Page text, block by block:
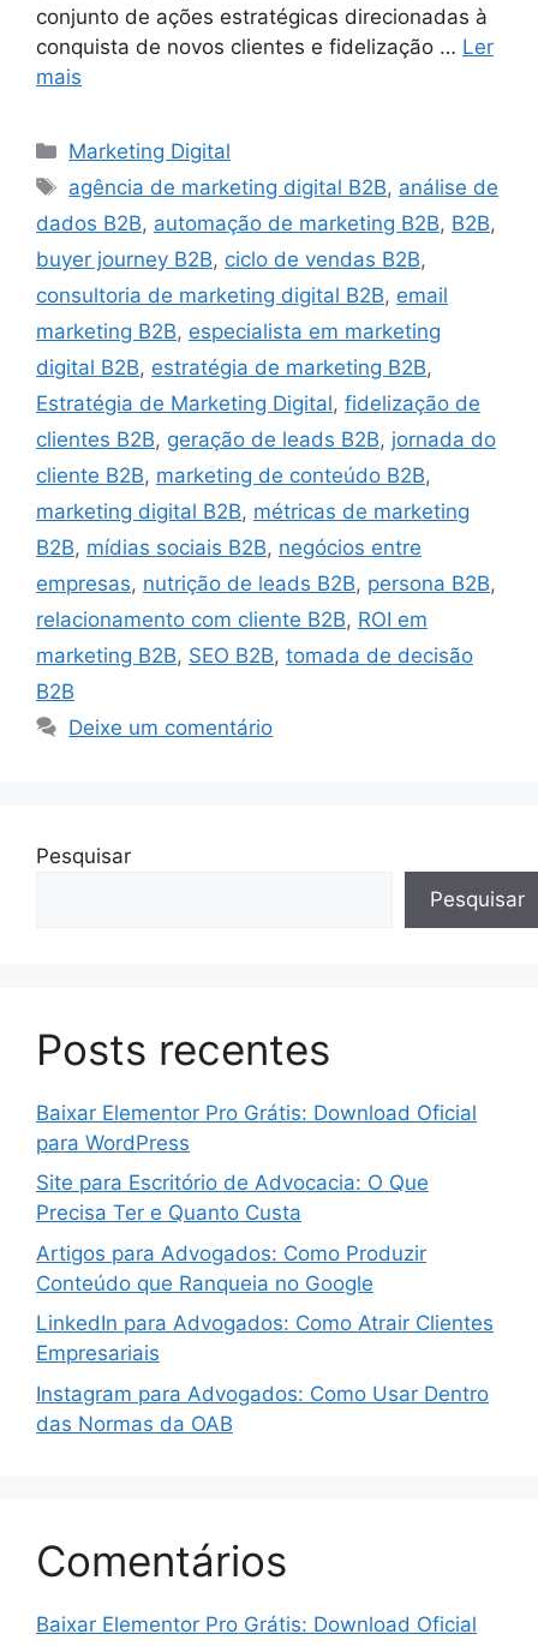
conjunto de ações estratégicas direcionadas à
conquista de novos clientes e fidelização … Ler
mais
Categorias
Marketing Digital
Tags
agência de marketing digital B2B, análise de
dados B2B, automação de marketing B2B, B2B,
buyer journey B2B, ciclo de vendas B2B,
consultoria de marketing digital B2B, email
marketing B2B, especialista em marketing
digital B2B, estratégia de marketing B2B,
Estratégia de Marketing Digital, fidelização de
clientes B2B, geração de leads B2B, jornada do
cliente B2B, marketing de conteúdo B2B,
marketing digital B2B, métricas de marketing
B2B, mídias sociais B2B, negócios entre
empresas, nutrição de leads B2B, persona B2B,
relacionamento com cliente B2B, ROI em
marketing B2B, SEO B2B, tomada de decisão
B2B
Deixe um comentário
Pesquisar
Pesquisar
Posts recentes
Baixar Elementor Pro Grátis: Download Oficial
para WordPress
Site para Escritório de Advocacia: O Que
Precisa Ter e Quanto Custa
Artigos para Advogados: Como Produzir
Conteúdo que Ranqueia no Google
LinkedIn para Advogados: Como Atrair Clientes
Empresariais
Instagram para Advogados: Como Usar Dentro
das Normas da OAB
Comentários
Baixar Elementor Pro Grátis: Download Oficial